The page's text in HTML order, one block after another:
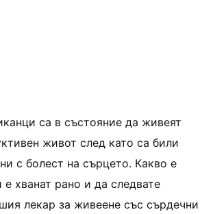
са в състояние да живеят
живот след като са били
с болест на сърцето. Какво е
хванат рано и да следвате
лекар за живеене със сърдечни